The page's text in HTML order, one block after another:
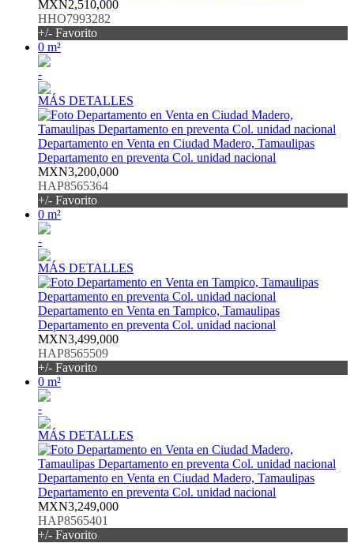
MXN2,510,000
HHO7993282
+/- Favorito
0 m²
-
MÁS DETALLES
Departamento en Venta en Ciudad Madero, Tamaulipas
Departamento en preventa Col. unidad nacional
MXN3,200,000
HAP8565364
+/- Favorito
0 m²
-
MÁS DETALLES
Departamento en Venta en Tampico, Tamaulipas
Departamento en preventa Col. unidad nacional
MXN3,499,000
HAP8565509
+/- Favorito
0 m²
-
MÁS DETALLES
Departamento en Venta en Ciudad Madero, Tamaulipas
Departamento en preventa Col. unidad nacional
MXN3,249,000
HAP8565401
+/- Favorito